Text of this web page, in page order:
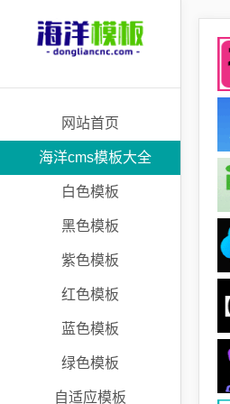
网站首页
海洋cms模板大全
白色模板
黑色模板
紫色模板
红色模板
蓝色模板
绿色模板
自适应模板